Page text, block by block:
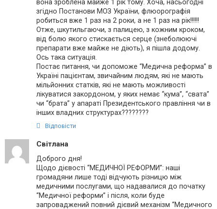
вона зроблена майже 1 рік тому. Хоча, насьогодні
згідно Постанови МОЗ України, флюорографія
робиться вже 1 раз на 2 роки, а не 1 раз на рік!!!!!!
Отже, шкутильгаючи, з палицею, з кожним кроком,
від болю якого стискається серце (знеболюючі
препарати вже майже не діють), я пішла додому.
Ось така ситуація.
Постає питання, чи допоможе “Медична реформа” в
Україні пацієнтам, звичайним людям, які не мають
мільйонних статків, які не мають можливості
лікуватися закордоном, у яких немає “кума”, “свата”
чи “брата” у апараті Президентського правління чи в
інших владних структурах????????
Відповісти
Світлана
Доброго дня!
Щодо дієвості “МЕДИЧНОЇ РЕФОРМИ”: наші
громадяни лише тоді відчують різницю між
медичними послугами, що надавалися до початку
“Медичної реформи” і після, коли буде
запроваджений повний дієвий механізм “Медичного